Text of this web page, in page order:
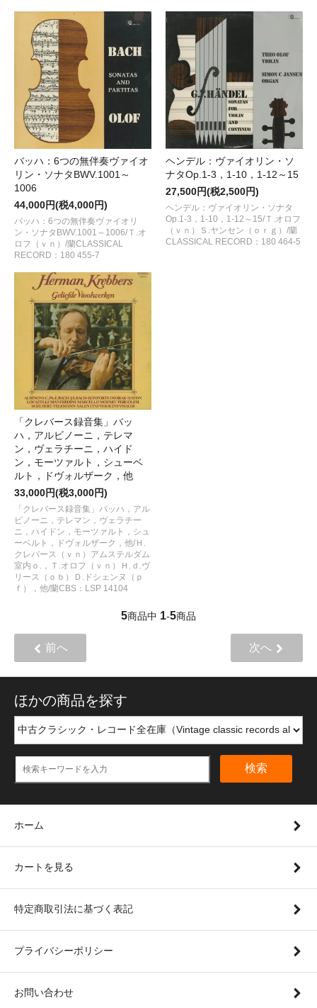
バッハ：6つの無伴奏ヴァイオ
リン・ソナタBWV.1001～
1006
44,000円(税4,000円)
バッハ：6つの無伴奏ヴァイオリ
ン・ソナタBWV.1001～1006/Ｔ.オ
ロフ（ｖｎ）/蘭CLASSICAL
RECORD：180 455-7
ヘンデル：ヴァイオリン・ソ
ナタOp.1-3，1-10，1-12～15
27,500円(税2,500円)
ヘンデル：ヴァイオリン・ソナタ
Op.1-3，1-10，1-12～15/Ｔ.オロフ
（ｖｎ）Ｓ.ヤンセン（ｏｒｇ）/蘭
CLASSICAL RECORD：180 464-5
「クレバース録音集」バッ
ハ，アルビノーニ，テレマ
ン，ヴェラチーニ，ハイド
ン，モーツァルト，シューベ
ルト，ドヴォルザーク，他
33,000円(税3,000円)
「クレバース録音集」バッハ，アル
ビノーニ，テレマン，ヴェラチー
ニ，ハイドン，モーツァルト，シュ
ーベルト，ドヴォルザーク，他/Ｈ.
クレバース（ｖｎ）アムステルダム
室内ｏ.，Ｔ.オロフ（ｖｎ）Ｈ.ｄ.ヴ
リース（ｏｂ）Ｄ.ドシェンヌ（ｐ
ｆ），他/蘭CBS：LSP 14104
5商品中 1-5商品
前へ 次へ
ほかの商品を探す
検索
ホーム
カートを見る
特定商取引法に基づく表記
プライバシーポリシー
お問い合わせ